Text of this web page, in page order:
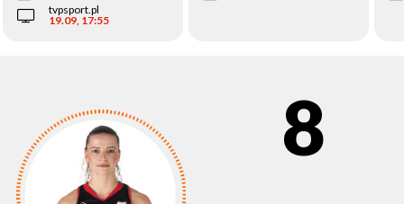
tvpsport.pl
19.09, 17:55
8